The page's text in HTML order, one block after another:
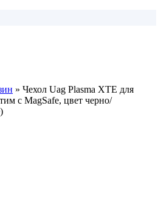
» Чехол Uag Plasma XTE для
с MagSafe, цвет черно/